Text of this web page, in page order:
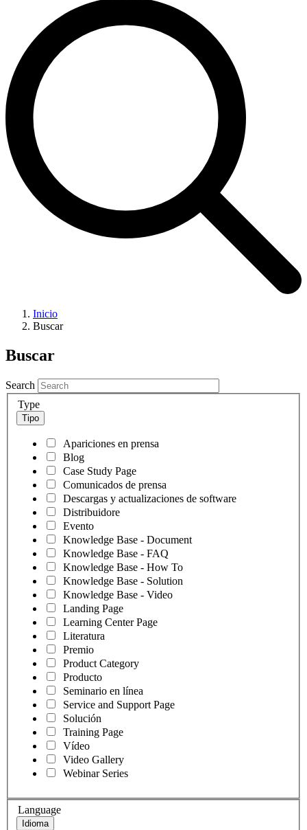
Inicio
Buscar
Buscar
Search
Type
Tipo
Apariciones en prensa
Blog
Case Study Page
Comunicados de prensa
Descargas y actualizaciones de software
Distribuidore
Evento
Knowledge Base - Document
Knowledge Base - FAQ
Knowledge Base - How To
Knowledge Base - Solution
Knowledge Base - Video
Landing Page
Learning Center Page
Literatura
Premio
Product Category
Producto
Seminario en línea
Service and Support Page
Solución
Training Page
Vídeo
Video Gallery
Webinar Series
Language
Idioma